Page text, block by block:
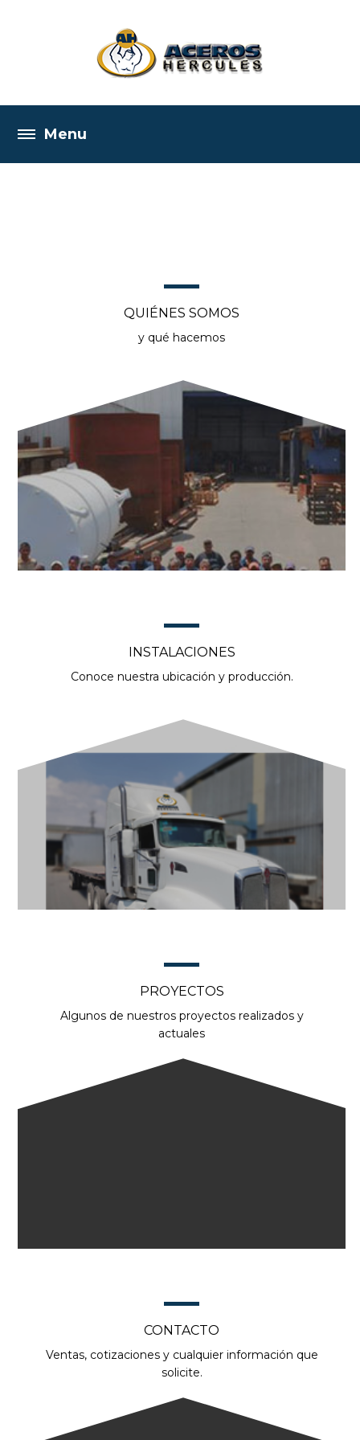
ACEROS HERCULES
QUIÉNES SOMOS
y qué hacemos
INSTALACIONES
Conoce nuestra ubicación y producción.
PROYECTOS
Algunos de nuestros proyectos realizados y
actuales
CONTACTO
Ventas, cotizaciones y cualquier información que
solicite.